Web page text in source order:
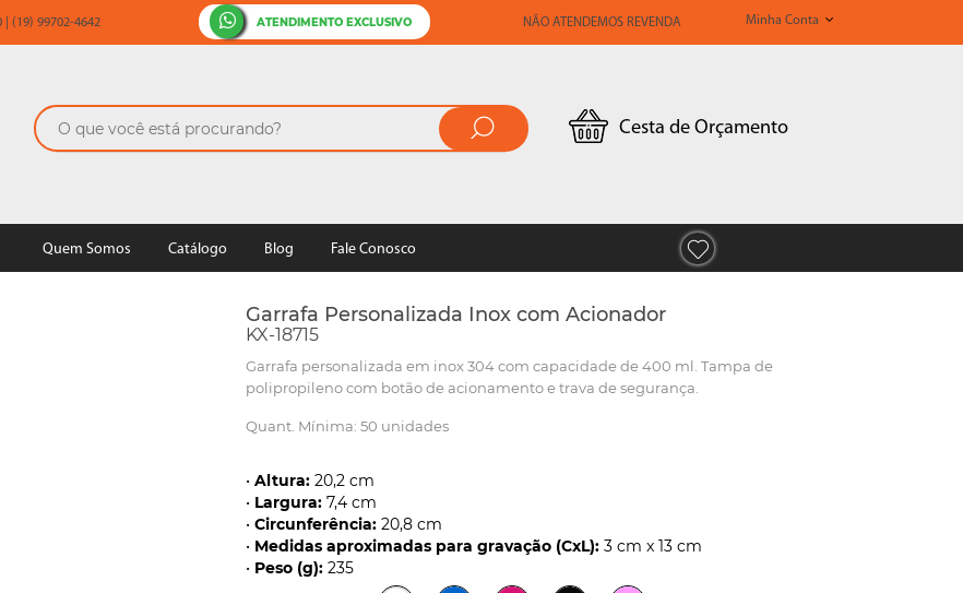
| (19) 99702-4642 ATENDIMENTO EXCLUSIVO NÃO ATENDEMOS REVENDA Minha Conta
Cesta de Orçamento
Quem Somos Catálogo Blog Fale Conosco
Garrafa Personalizada Inox com Acionador
KX-18715
Garrafa personalizada em inox 304 com capacidade de 400 ml. Tampa de
polipropileno com botão de acionamento e trava de segurança.
Quant. Mínima: 50 unidades
• Altura: 20,2 cm
• Largura: 7,4 cm
• Circunferência: 20,8 cm
• Medidas aproximadas para gravação (CxL): 3 cm x 13 cm
• Peso (g): 235